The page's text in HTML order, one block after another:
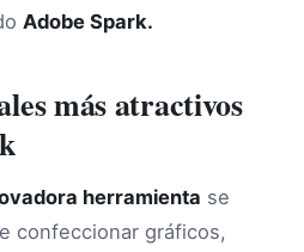
Adobe Spark.
más atractivos
herramienta se
confeccionar gráficos,